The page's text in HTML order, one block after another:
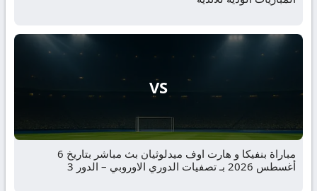
VS
مباراة بنفيكا و هارت اوف ميدلوثيان بث مباشر بتاريخ 6
أغسطس 2026 بـ تصفيات الدوري الاوروبي – الدور 3